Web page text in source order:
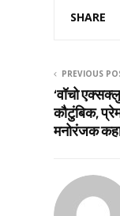
SHARE
PREVIOUS
‘वॉचो
कौटुंबिक,
मनोरंजक